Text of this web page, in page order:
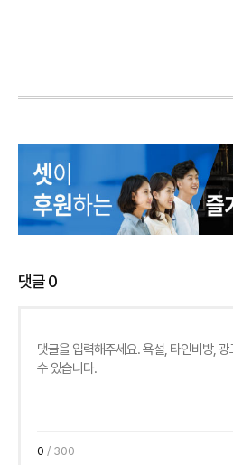
댓글0
0 / 300